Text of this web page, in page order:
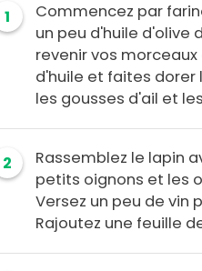
1
Commencez par
un peu d'huile
revenir vos
d'huile et faites
les gousses d'ail et
2
Rassemblez le lapin
petits oignons et les
Versez un peu de vin
Rajoutez une feuille